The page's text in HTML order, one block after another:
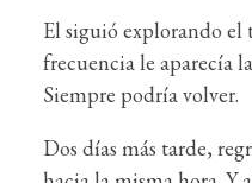
El siguió explorando el
frecuencia le aparecía
Siempre podría volver.
Dos días más tarde,